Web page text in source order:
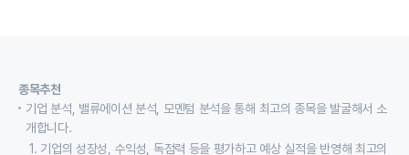
종목추천
기업 분석, 밸류에이션 분석, 모멘텀 분석을 통해 최고의 종목을 발굴해서 소
개합니다.
1. 기업의 성장성, 수익성, 독점력 등을 평가하고 예상 실적을 반영해 최고의